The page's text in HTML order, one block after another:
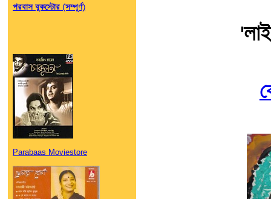
পরবাস বুকস্টোর (সম্পূর্ণ)
Parabaas Moviestore